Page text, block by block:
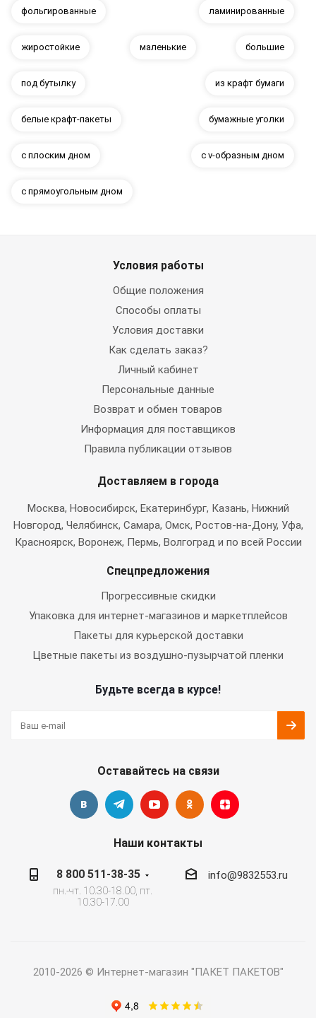
фольгированные ламинированные
жиростойкие маленькие большие
под бутылку из крафт бумаги
белые крафт-пакеты бумажные уголки
с плоским дном с v-образным дном
с прямоугольным дном
Условия работы
Общие положения
Способы оплаты
Условия доставки
Как сделать заказ?
Личный кабинет
Персональные данные
Возврат и обмен товаров
Информация для поставщиков
Правила публикации отзывов
Доставляем в города
Москва, Новосибирск, Екатеринбург, Казань, Нижний
Новгород, Челябинск, Самара, Омск, Ростов-на-Дону, Уфа,
Красноярск, Воронеж, Пермь, Волгоград и по всей России
Спецпредложения
Прогрессивные скидки
Упаковка для интернет-магазинов и маркетплейсов
Пакеты для курьерской доставки
Цветные пакеты из воздушно-пузырчатой пленки
Будьте всегда в курсе!
Оставайтесь на связи
Наши контакты
8 800 511-38-35
пн.-чт. 10.30-18.00, пт.
10.30-17.00
info@9832553.ru
2010-2026 © Интернет-магазин "ПАКЕТ ПАКЕТОВ"